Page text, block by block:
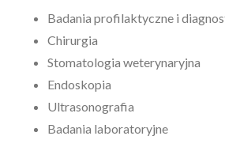
Badania profilaktyczne i
Chirurgia
Stomatologia weterynaryjna
Endoskopia
Ultrasonografia
Badania laboratoryjne